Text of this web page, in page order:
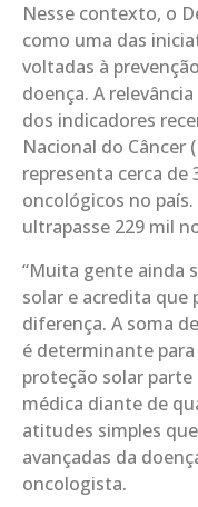
Nesse contexto, o
como uma das
voltadas à
doença. A
dos indicadores
Nacional do Câncer
representa cerca
oncológicos no
ultrapasse 229 mil
“Muita gente ainda
solar e acredita que
diferença. A soma
é determinante
proteção solar parte
médica diante de
atitudes simples
avançadas da
oncologista.